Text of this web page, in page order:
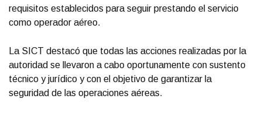
requisitos establecidos para seguir prestando el servicio
como operador aéreo.
La SICT destacó que todas las acciones realizadas por la
autoridad se llevaron a cabo oportunamente con sustento
técnico y jurídico y con el objetivo de garantizar la
seguridad de las operaciones aéreas.